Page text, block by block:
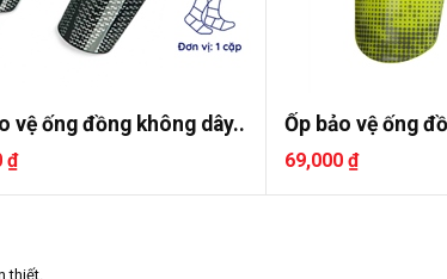
vệ ống đồng không dây..
₫
Ốp bảo vệ ống
69,000 ₫
thiết.